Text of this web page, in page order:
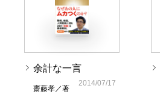
余計な一言
齋藤孝／著
2014/07/17